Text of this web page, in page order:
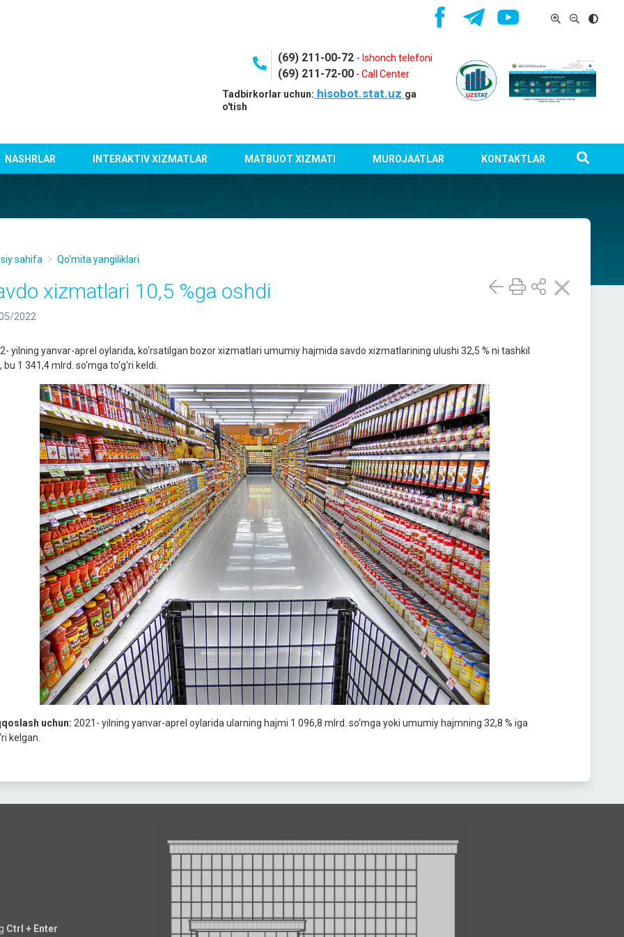
(69) 211-00-72 - Ishonch telefoni
(69) 211-72-00- Call Center
Tadbirkorlar uchun: hisobot.stat.uz ga
o'tish
NASHRLAR INTERAKTIV XIZMATLAR MATBUOT XIZMATI MUROJAATLAR KONTAKTLAR
sahifa Qo'mita yangiliklari
xizmatlari 10,5 %ga oshdi
2022
yilning yanvar-aprel oylarida, ko‘rsatilgan bozor xizmatlari umumiy hajmida savdo xizmatlarining ulushi 32,5 % ni tashkil
bu 1 341,4 mlrd. so‘mga to‘g‘ri keldi.
uchun: 2021- yilning yanvar-aprel oylarida ularning hajmi 1 096,8 mlrd. so‘mga yoki umumiy hajmning 32,8 % iga
kelgan.
Ctrl + Enter